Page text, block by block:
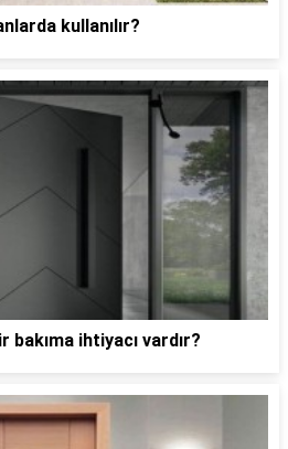
kullanılır?
bakıma ihtiyacı vardır?